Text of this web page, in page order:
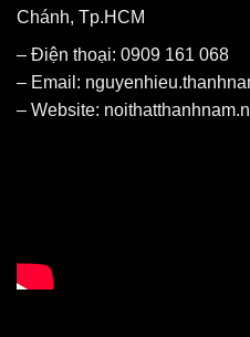
Chánh, Tp.HCM
– Điện thoại: 0909 161 068
– Email:
– Website: